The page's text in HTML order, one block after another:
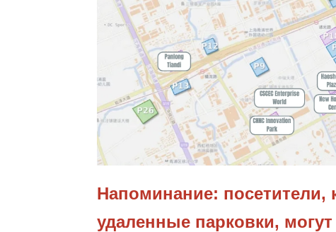
​Напоминание: посетители,
удаленные парковки,